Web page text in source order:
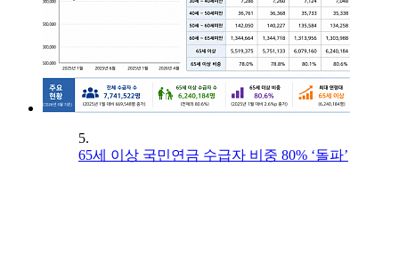
5.
65세 이상 국민연금 수급자 비중 80% ‘돌파’